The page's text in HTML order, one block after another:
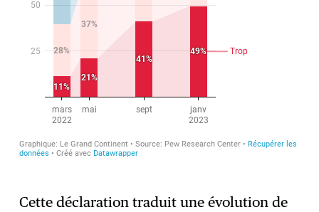
Cette déclaration traduit une évolution de